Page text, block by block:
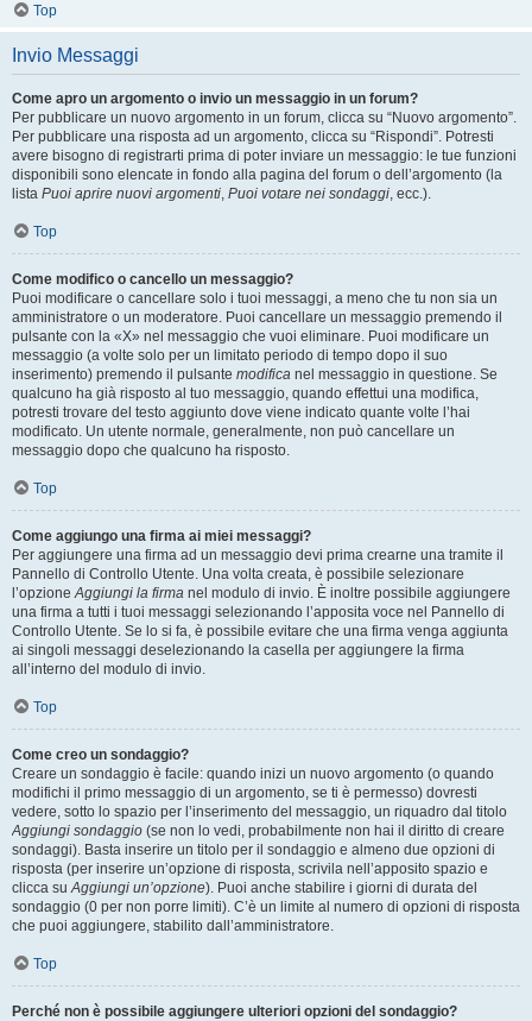
Top
Invio Messaggi
Come apro un argomento o invio un messaggio in un forum?
Per pubblicare un nuovo argomento in un forum, clicca su “Nuovo argomento”.
Per pubblicare una risposta ad un argomento, clicca su “Rispondi”. Potresti
avere bisogno di registrarti prima di poter inviare un messaggio: le tue funzioni
disponibili sono elencate in fondo alla pagina del forum o dell’argomento (la
lista Puoi aprire nuovi argomenti, Puoi votare nei sondaggi, ecc.).
Top
Come modifico o cancello un messaggio?
Puoi modificare o cancellare solo i tuoi messaggi, a meno che tu non sia un
amministratore o un moderatore. Puoi cancellare un messaggio premendo il
pulsante con la «X» nel messaggio che vuoi eliminare. Puoi modificare un
messaggio (a volte solo per un limitato periodo di tempo dopo il suo
inserimento) premendo il pulsante modifica nel messaggio in questione. Se
qualcuno ha già risposto al tuo messaggio, quando effettui una modifica,
potresti trovare del testo aggiunto dove viene indicato quante volte l’hai
modificato. Un utente normale, generalmente, non può cancellare un
messaggio dopo che qualcuno ha risposto.
Top
Come aggiungo una firma ai miei messaggi?
Per aggiungere una firma ad un messaggio devi prima crearne una tramite il
Pannello di Controllo Utente. Una volta creata, è possibile selezionare
l’opzioneAggiungi la firma nel modulo di invio. È inoltre possibile aggiungere
una firma a tutti i tuoi messaggi selezionando l’apposita voce nel Pannello di
Controllo Utente. Se lo si fa, è possibile evitare che una firma venga aggiunta
ai singoli messaggi deselezionando la casella per aggiungere la firma
all’interno del modulo di invio.
Top
Come creo un sondaggio?
Creare un sondaggio è facile: quando inizi un nuovo argomento (o quando
modifichi il primo messaggio di un argomento, se ti è permesso) dovresti
vedere, sotto lo spazio per l’inserimento del messaggio, un riquadro dal titolo
Aggiungi sondaggio (se non lo vedi, probabilmente non hai il diritto di creare
sondaggi). Basta inserire un titolo per il sondaggio e almeno due opzioni di
risposta (per inserire un’opzione di risposta, scrivila nell’apposito spazio e
clicca suAggiungi un’opzione). Puoi anche stabilire i giorni di durata del
sondaggio (0 per non porre limiti). C’è un limite al numero di opzioni di risposta
che puoi aggiungere, stabilito dall’amministratore.
Top
Perché non è possibile aggiungere ulteriori opzioni del sondaggio?